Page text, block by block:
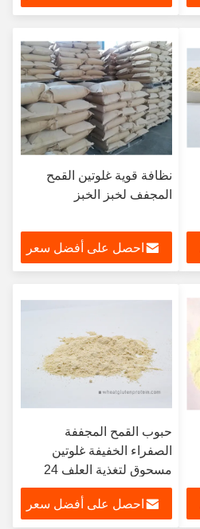
نظافة قوية غلوتين القمح
المجفف لخبز الخبز
احصل على أفضل سعر
حبوب القمح المجففة
الصفراء الخفيفة غلوتين
مسحوق لتغذية العلف 24
شهرا
احصل على أفضل سعر